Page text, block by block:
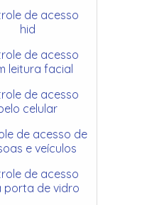
de acesso
hid
de acesso
leitura facial
de acesso
celular
de acesso de
e veículos
de acesso
porta de vidro